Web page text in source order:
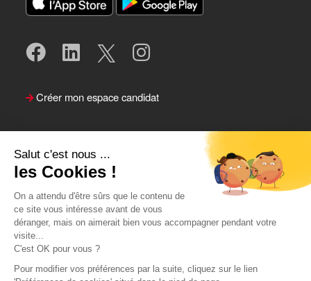
Salut c'est nous ...
les Cookies !
On a attendu d'être sûrs que le contenu de
ce site vous intéresse avant de vous
déranger, mais on aimerait bien vous accompagner pendant votre
visite...
C'est OK pour vous ?
Pour modifier vos préférences par la suite, cliquez sur le lien
Créer mon espace candidat